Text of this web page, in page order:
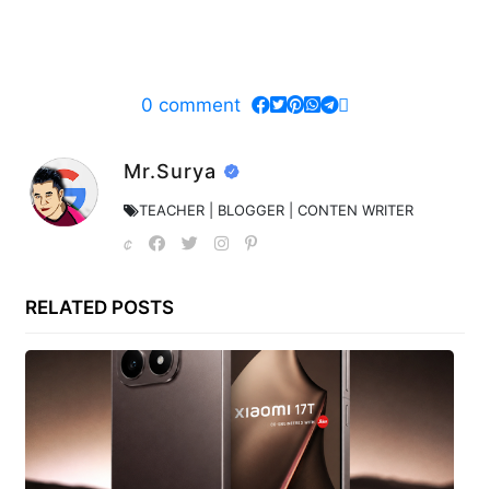
0 comment
Mr.Surya
TEACHER | BLOGGER | CONTEN WRITER
RELATED POSTS